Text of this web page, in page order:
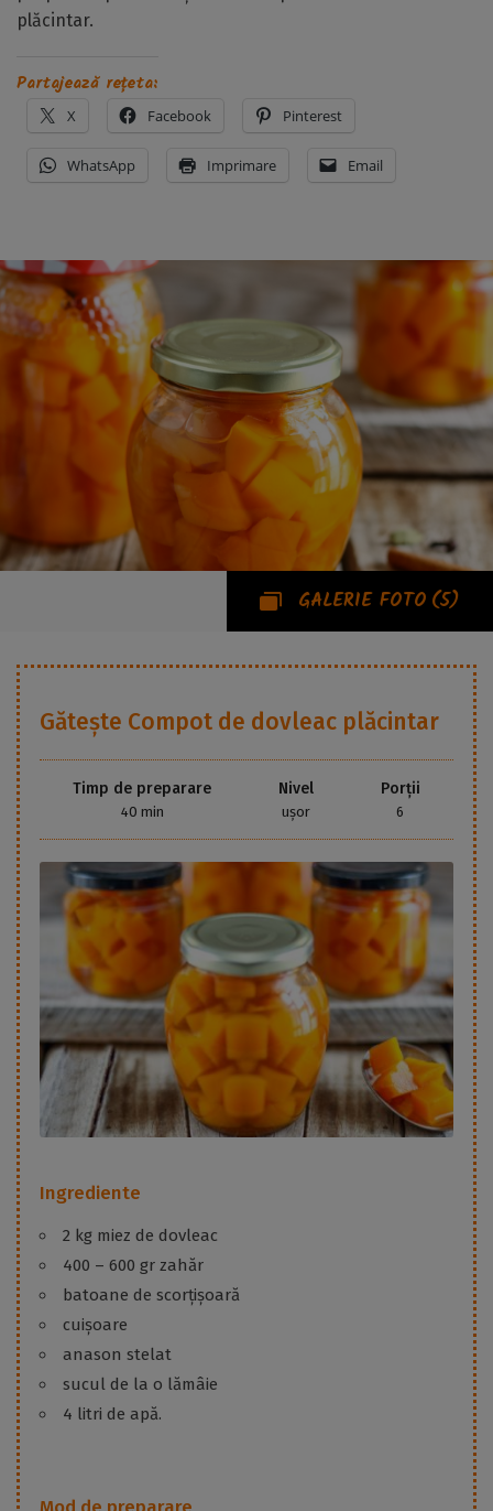
plăcintar.
Partajează rețeta:
X Facebook Pinterest
WhatsApp Imprimare Email
GALERIE FOTO (5)
Gătește Compot de dovleac plăcintar
Timp de preparare
40 min
Nivel
ușor
Porții
6
Ingrediente
2 kg miez de dovleac
400 – 600 gr zahăr
batoane de scorțișoară
cuișoare
anason stelat
sucul de la o lămâie
4 litri de apă.